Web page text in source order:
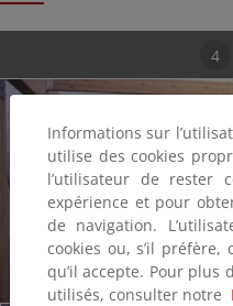
4
Informations sur
utilise des cookies
l’utilisateur de rester
expérience et pour
de navigation.
cookies ou, s’il préfère,
qu’il accepte. Pour plus
utilisés, consulter notre